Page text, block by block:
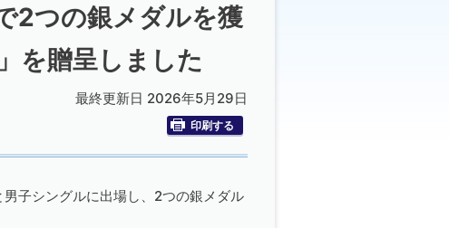
2つの銀メダルを獲
を贈呈しました
最終更新日 2026年5月29日
印刷する
子シングルに出場し、2つの銀メダル